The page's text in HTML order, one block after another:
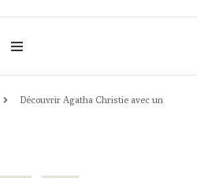
Découvrir Agatha Christie avec un